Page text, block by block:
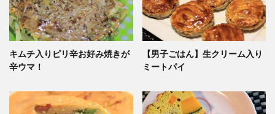
キムチ入りピリ辛お好み焼きが
辛ウマ！
【男子ごはん】生クリーム入り
ミートパイ